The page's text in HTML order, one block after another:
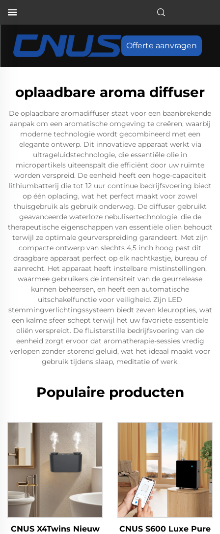
Offerte aanvragen
oplaadbare aroma diffuser
De oplaadbare aromadiffuser staat voor een baanbrekende
aanpak om een aromatische omgeving te creëren, waarbij
moderne technologie wordt gecombineerd met een
elegante ontwerp. Dit innovatieve apparaat werkt via
ultrageluidstechnologie, die essentiële olie in
micropartikels uiteenspalt die efficiënt door uw ruimte
worden verspreid. De eenheid heeft een hoge-capaciteit
lithiumbatterij die tot 12 uur continue bedrijfsvoering biedt
op één oplading, wat het perfect maakt voor zowel
thuisgebruik als gebruik onderweg. De diffuser gebruikt
geavanceerde waterloze nebulisertechnologie, die de
therapeutische eigenschappen van essentiële oliën behoudt
terwijl ze optimale geurverspreiding garandeert. Met zijn
compacte ontwerp van slechts 4,5 inch hoog past dit
draagbare apparaat perfect op elk nachtkastje, bureau of
aanrecht. Het apparaat heeft instelbare mistinstellingen,
waarmee gebruikers de intensiteit van de geurrelease
kunnen beheersen, en heeft een automatische
uitschakelfunctie voor veiligheid. Zijn LED
stemmingverlichtingssysteem biedt zeven kleuropties, wat
een kalme sfeer schept terwijl het uw favoriete essentiële
oliën verspreidt. De fluisterstille bedrijfsvoering van de
eenheid zorgt ervoor dat aromatherapie-sessies vredig
verlopen zonder storend geluid, wat het ideaal maakt voor
gebruik tijdens slaap, meditatie of werk.
Populaire producten
CNUS X4Twins Nieuw
CNUS S600 Luxe Pure